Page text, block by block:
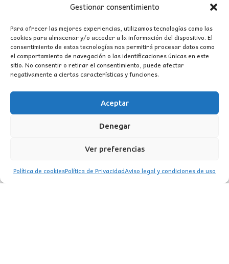
Gestionar consentimiento
Para ofrecer las mejores experiencias, utilizamos tecnologías como las
cookies para almacenar y/o acceder a la información del dispositivo. El
consentimiento de estas tecnologías nos permitirá procesar datos como
el comportamiento de navegación o las identificaciones únicas en este
sitio. No consentir o retirar el consentimiento, puede afectar
negativamente a ciertas características y funciones.
Aceptar
Denegar
Ver preferencias
Política de cookiesPolítica de PrivacidadAviso legal y condiciones de uso
era:
110,00€.
es:
99,00€.
WhatsApp
TikTok
Instagram